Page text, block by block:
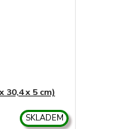
30,4 x 5 cm)
SKLADEM